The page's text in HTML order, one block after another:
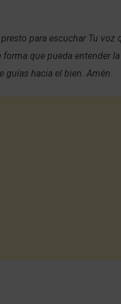
presto para escuchar Tu
que pueda entender
guías hacia el bien. Amén.